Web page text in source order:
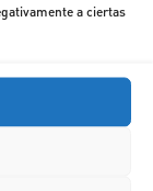
a ciertas